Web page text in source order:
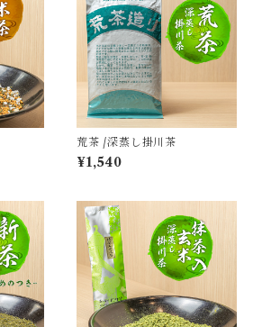
荒茶 /深蒸し掛川茶
¥1,540